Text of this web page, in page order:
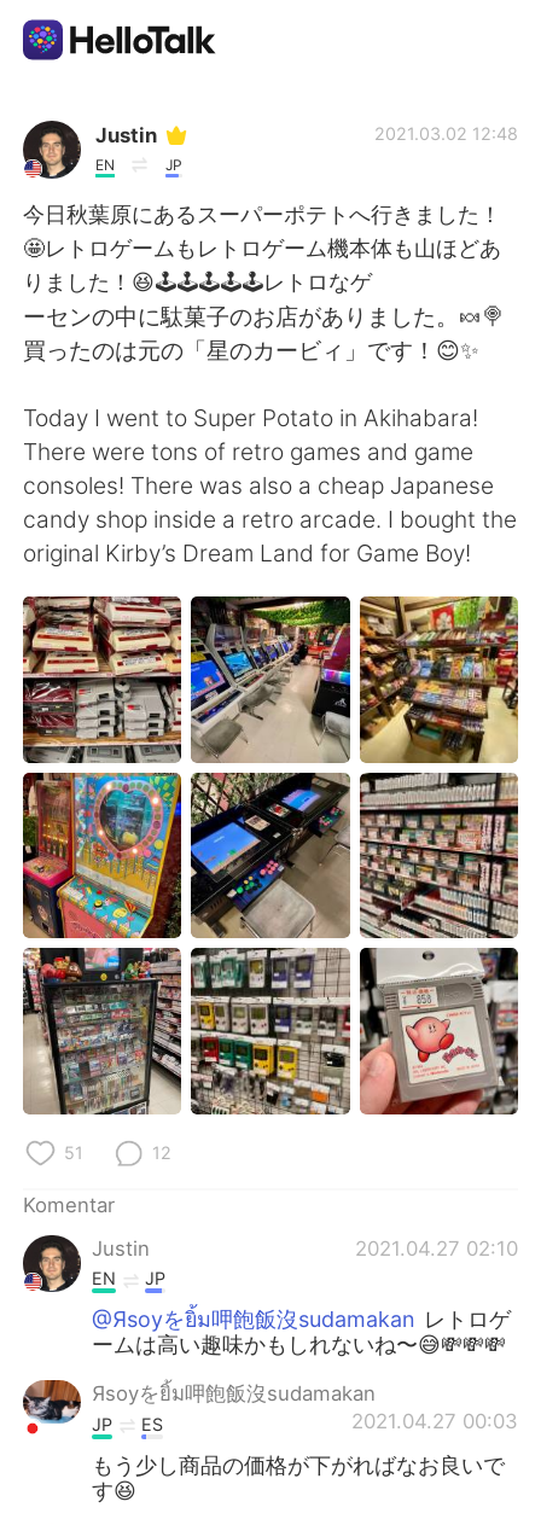
Aplikasi Pertukaran Bahasa
AI Grammar Checker
Indonesia
English 简体中文
繁體中文 Español
العربية Français
Deutsch 日本語
한국어 Русский
ไทย Italiano
Türkçe Tiếng Việt
Português
Justin
EN JP
2021.03.02 12:48
今日秋葉原にあるスーパーポテトへ行きました！
🤩レトロゲームもレトロゲーム機本体も山ほどあ
りました！😆🕹🕹🕹🕹🕹レトロなゲ
ーセンの中に駄菓子のお店がありました。🍬🍭
買ったのは元の「星のカービィ」です！😊✨
Today I went to Super Potato in Akihabara!
There were tons of retro games and game
consoles! There was also a cheap Japanese
candy shop inside a retro arcade. I bought the
original Kirby’s Dream Land for Game Boy!
51 12
Komentar
Justin
2021.04.27 02:10
EN JP
@Яsoyをยิ้ม呷飽飯沒sudamakan レトロゲ
ームは高い趣味かもしれないね〜😅💸💸💸
Яsoyをยิ้ม呷飽飯沒sudamakan
2021.04.27 00:03
JP ES
もう少し商品の価格が下がればなお良いで
す😆